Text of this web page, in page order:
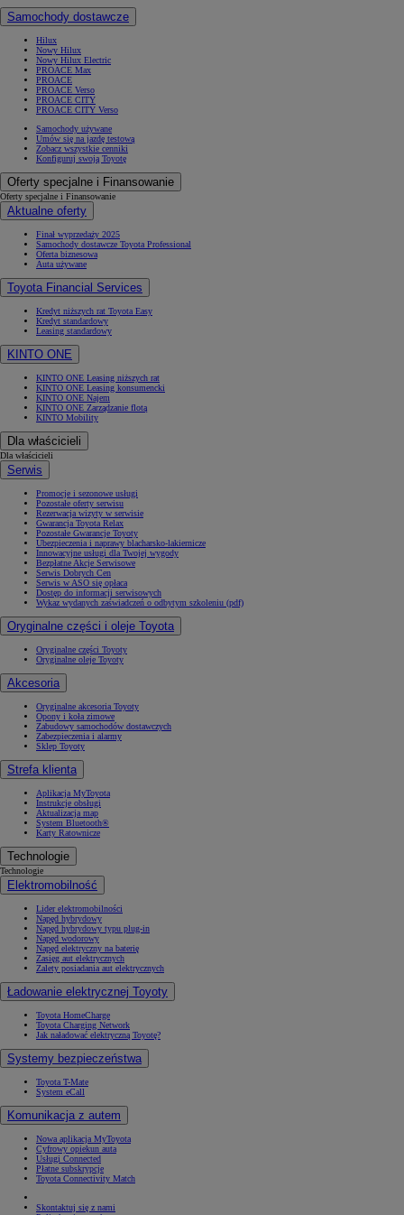
Samochody dostawcze
Hilux
Nowy Hilux
Nowy Hilux Electric
PROACE Max
PROACE
PROACE Verso
PROACE CITY
PROACE CITY Verso
Samochody używane
Umów się na jazdę testową
Zobacz wszystkie cenniki
Konfiguruj swoją Toyotę
Oferty specjalne i Finansowanie
Oferty specjalne i Finansowanie
Aktualne oferty
Finał wyprzedaży 2025
Samochody dostawcze Toyota Professional
Oferta biznesowa
Auta używane
Toyota Financial Services
Kredyt niższych rat Toyota Easy
Kredyt standardowy
Leasing standardowy
KINTO ONE
KINTO ONE Leasing niższych rat
KINTO ONE Leasing konsumencki
KINTO ONE Najem
KINTO ONE Zarządzanie flotą
KINTO Mobility
Dla właścicieli
Dla właścicieli
Serwis
Promocje i sezonowe usługi
Pozostałe oferty serwisu
Rezerwacja wizyty w serwisie
Gwarancja Toyota Relax
Pozostałe Gwarancje Toyoty
Ubezpieczenia i naprawy blacharsko-lakiernicze
Innowacyjne usługi dla Twojej wygody
Bezpłatne Akcje Serwisowe
Serwis Dobrych Cen
Serwis w ASO się opłaca
Dostęp do informacji serwisowych
Wykaz wydanych zaświadczeń o odbytym szkoleniu (pdf)
Oryginalne części i oleje Toyota
Oryginalne części Toyoty
Oryginalne oleje Toyoty
Akcesoria
Oryginalne akcesoria Toyoty
Opony i koła zimowe
Zabudowy samochodów dostawczych
Zabezpieczenia i alarmy
Sklep Toyoty
Strefa klienta
Aplikacja MyToyota
Instrukcje obsługi
Aktualizacja map
System Bluetooth®
Karty Ratownicze
Technologie
Technologie
Elektromobilność
Lider elektromobilności
Napęd hybrydowy
Napęd hybrydowy typu plug-in
Napęd wodorowy
Napęd elektryczny na baterię
Zasięg aut elektrycznych
Zalety posiadania aut elektrycznych
Ładowanie elektrycznej Toyoty
Toyota HomeCharge
Toyota Charging Network
Jak naładować elektryczną Toyotę?
Systemy bezpieczeństwa
Toyota T-Mate
System eCall
Komunikacja z autem
Nowa aplikacja MyToyota
Cyfrowy opiekun auta
Usługi Connected
Płatne subskrypcje
Toyota Connectivity Match
Skontaktuj się z nami